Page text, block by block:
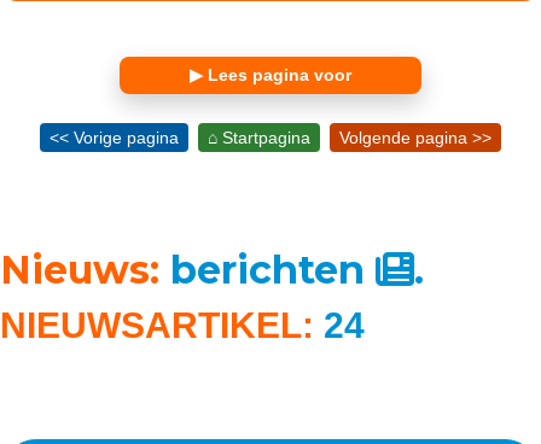
▶ Lees pagina voor
<< Vorige pagina ⌂ Startpagina Volgende pagina >>
Nieuws: berichten .
NIEUWSARTIKEL: 24